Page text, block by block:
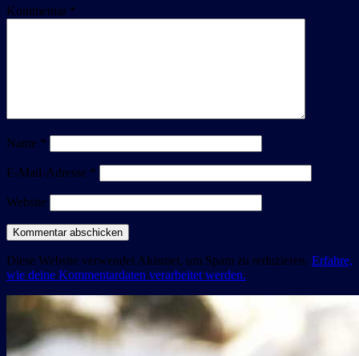
Kommentar *
Name *
E-Mail-Adresse *
Website
Diese Website verwendet Akismet, um Spam zu reduzieren. Erfahre,
wie deine Kommentardaten verarbeitet werden.